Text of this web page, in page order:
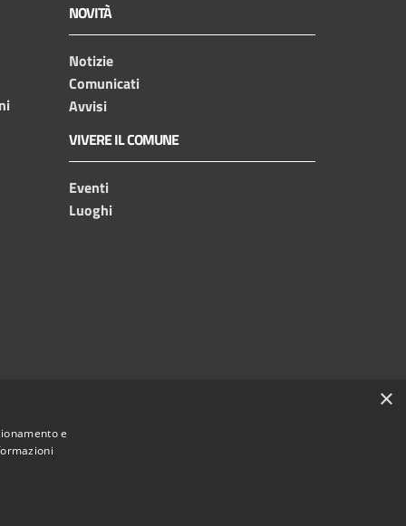
NOVITÀ
Notizie
Comunicati
Avvisi
VIVERE IL COMUNE
Eventi
Luoghi
×
e